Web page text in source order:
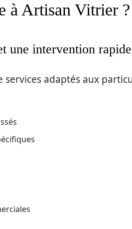
à Artisan Vitrier ?
une intervention rapide
adaptés aux